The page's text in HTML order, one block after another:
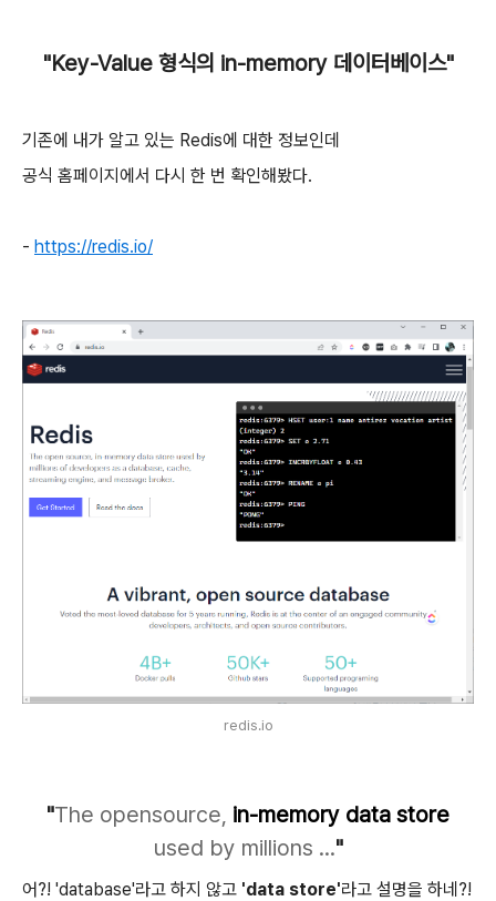
"Key-Value 형식의 in-memory 데이터베이스"
기존에 내가 알고 있는 Redis에 대한 정보인데
공식 홈페이지에서 다시 한 번 확인해봤다.
- https://redis.io/
redis.io
"The opensource, in-memory data store
used by millions ..."
어?! 'database'라고 하지 않고 'data store'라고 설명을 하네?!